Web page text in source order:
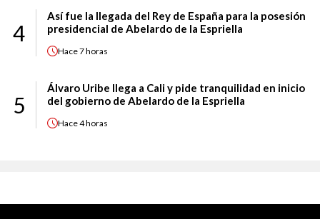
4
Así fue la llegada del Rey de España para la posesión
presidencial de Abelardo de la Espriella
Hace7 horas
5
Álvaro Uribe llega a Cali y pide tranquilidad en inicio
del gobierno de Abelardo de la Espriella
Hace4 horas